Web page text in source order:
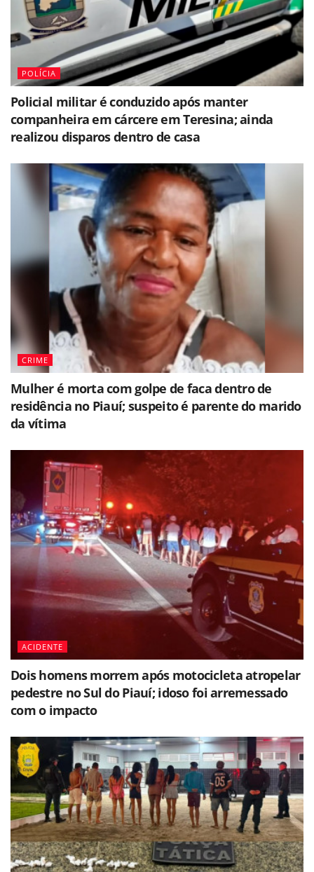
POLÍCIA
Policial militar é conduzido após manter
companheira em cárcere em Teresina; ainda
realizou disparos dentro de casa
CRIME
Mulher é morta com golpe de faca dentro de
residência no Piauí; suspeito é parente do marido
da vítima
ACIDENTE
Dois homens morrem após motocicleta atropelar
pedestre no Sul do Piauí; idoso foi arremessado
com o impacto